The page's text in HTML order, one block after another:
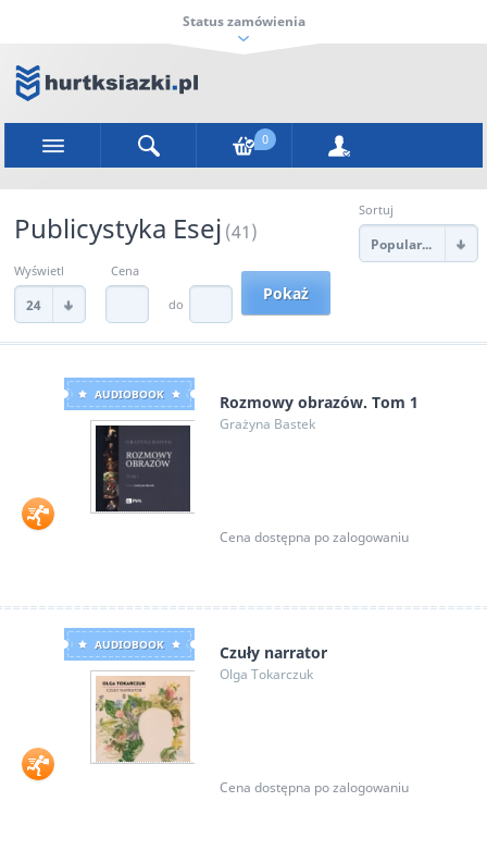
Status zamówienia
0
Publicystyka Esej (41)
Wyświetl
24
Sortuj
Popularności
Cena
do
AUDIOBOOK Rozmowy obrazów. Tom 1
Grażyna Bastek
Cena dostępna po zalogowaniu
AUDIOBOOK Czuły narrator
Olga Tokarczuk
Cena dostępna po zalogowaniu